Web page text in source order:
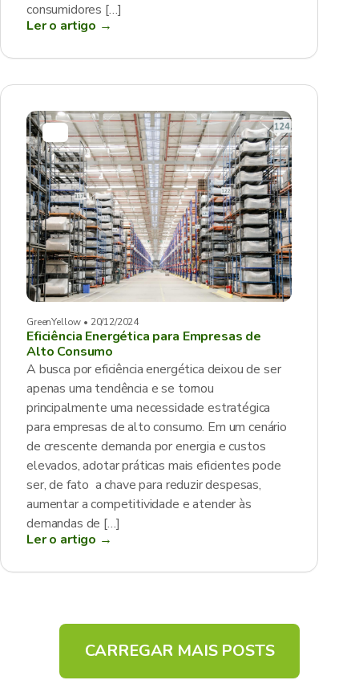
consumidores […]
Ler o artigo →
GreenYellow • 20/12/2024
Eficiência Energética para Empresas de
Alto Consumo
A busca por eficiência energética deixou de ser
apenas uma tendência e se tornou
principalmente uma necessidade estratégica
para empresas de alto consumo. Em um cenário
de crescente demanda por energia e custos
elevados, adotar práticas mais eficientes pode
ser, de fato a chave para reduzir despesas,
aumentar a competitividade e atender às
demandas de […]
Ler o artigo →
CARREGAR MAIS POSTS